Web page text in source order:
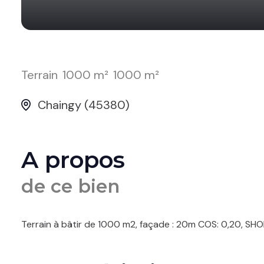
Terrain 1000 m² 1000 m²
Chaingy (45380)
A propos
de ce bien
Terrain à bâtir de 1000 m2, façade : 20m COS: 0,20,